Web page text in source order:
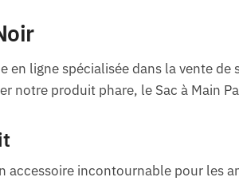
en ligne spécialisée dans la vente
notre produit phare, le Sac à Main
accessoire incontournable pour les